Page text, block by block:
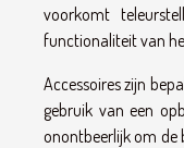
voorkomt
functionaliteit van
Accessoires zijn
gebruik van een
onontbeerlijk om de